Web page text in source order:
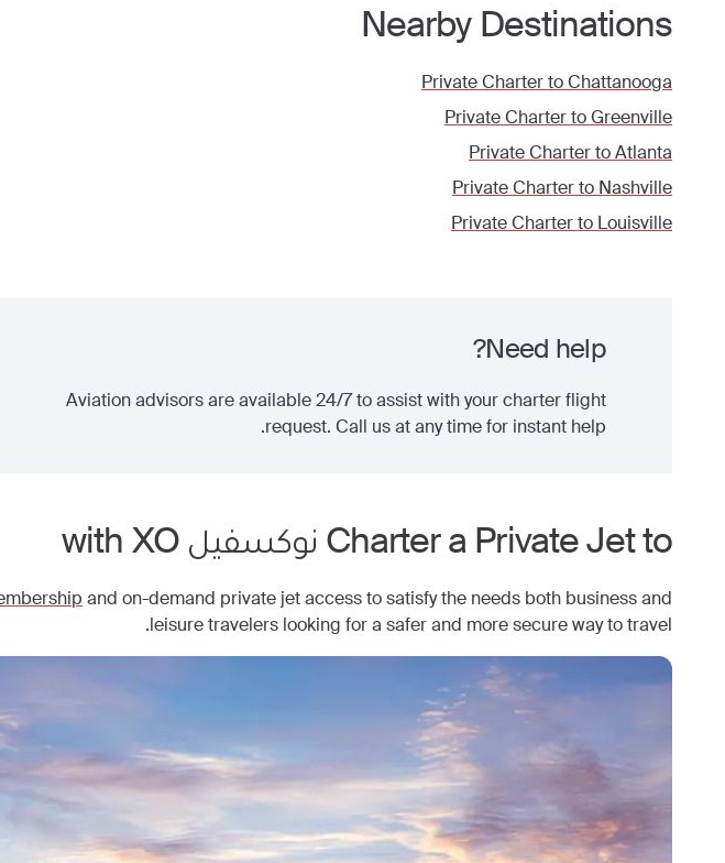
Nearby Destinations
Private Charter toChattanooga
Private Charter toGreenville
Private Charter toAtlanta
Private Charter to Nashville
Private Charter to Louisville
Need help?
Aviation advisors are available 24/7 to assist with your charter flight
request. Call us at any time for instant help.
Charter a Private Jet to نوكسفيل with XO
and on-demand private jet access to satisfy the needs both business and
leisure travelers looking for a safer and more secure way to travel.